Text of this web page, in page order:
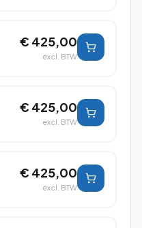
€ 425,00
excl. BTW
€ 425,00
excl. BTW
€ 425,00
excl. BTW